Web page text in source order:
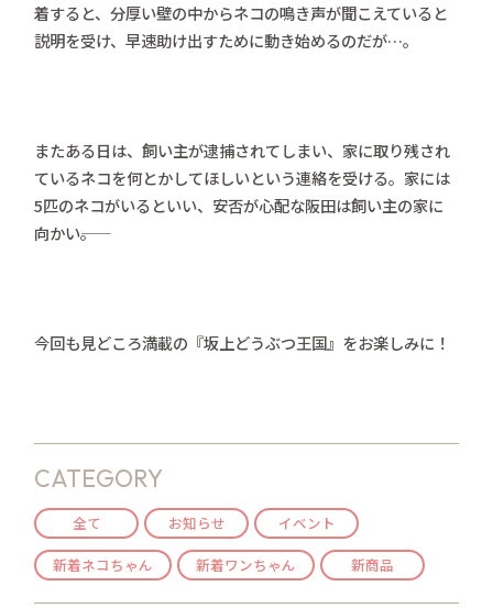
着すると、分厚い壁の中からネコの鳴き声が聞こえていると
説明を受け、早速助け出すために動き始めるのだが…。
またある日は、飼い主が逮捕されてしまい、家に取り残され
ているネコを何とかしてほしいという連絡を受ける。家には
5匹のネコがいるといい、安否が心配な阪田は飼い主の家に
向かい――。
今回も見どころ満載の『坂上どうぶつ王国』をお楽しみに！
CATEGORY
全て お知らせ
イベント
新着ネコちゃん
新着ワンちゃん 新商品